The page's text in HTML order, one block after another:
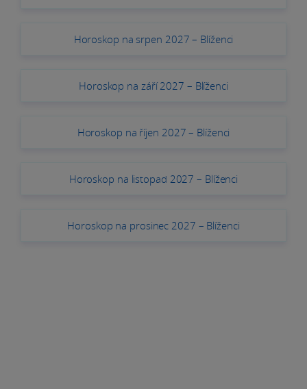
Horoskop na srpen 2027 – Blíženci
Horoskop na září 2027 – Blíženci
Horoskop na říjen 2027 – Blíženci
Horoskop na listopad 2027 – Blíženci
Horoskop na prosinec 2027 – Blíženci